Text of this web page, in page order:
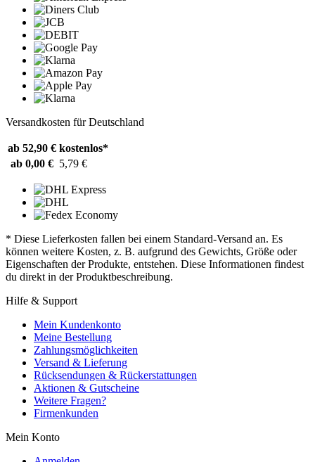
Versandkosten für Deutschland
ab 52,90 € kostenlos*
ab 0,00 € 5,79 €
* Diese Lieferkosten fallen bei einem Standard-Versand an. Es
können weitere Kosten, z. B. aufgrund des Gewichts, Größe oder
Eigenschaften der Produkte, entstehen. Diese Informationen findest
du direkt in der Produktbeschreibung.
Hilfe & Support
Mein Kundenkonto
Meine Bestellung
Zahlungsmöglichkeiten
Versand & Lieferung
Rücksendungen & Rückerstattungen
Aktionen & Gutscheine
Weitere Fragen?
Firmenkunden
Mein Konto